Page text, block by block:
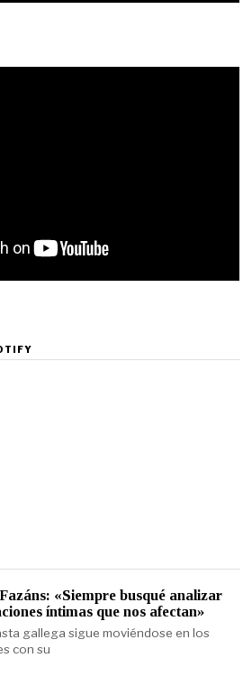
«Siempre busqué analizar
íntimas que nos afectan»
gallega sigue moviéndose en los
con su